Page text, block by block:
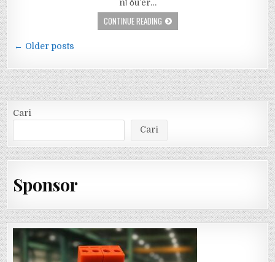
nǐ ǒu’ěr…
CONTINUE READING
Navigasi
pos
← Older posts
Cari
Cari
Sponsor